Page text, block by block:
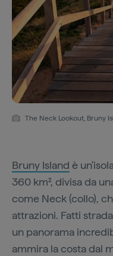
The Neck Lookout, Bruny
Bruny Island è
360 km², divisa da
come Neck (collo),
attrazioni. Fatti
un panorama
ammira la costa dal